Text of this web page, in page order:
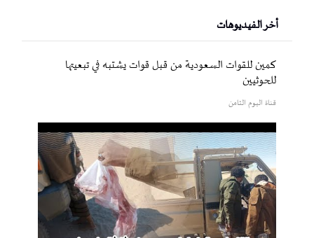
أخر الفيديوهات
كمين للقوات السعودية من قبل قوات يشتبه في تبعيتها
للحوثيين
قناة اليوم الثامن